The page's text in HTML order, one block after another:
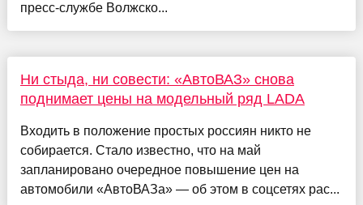
пресс-службе Волжско...
Ни стыда, ни совести: «АвтоВАЗ» снова
поднимает цены на модельный ряд LADA
Входить в положение простых россиян никто не
собирается. Стало известно, что на май
запланировано очередное повышение цен на
автомобили «АвтоВАЗа» — об этом в соцсетях рас...